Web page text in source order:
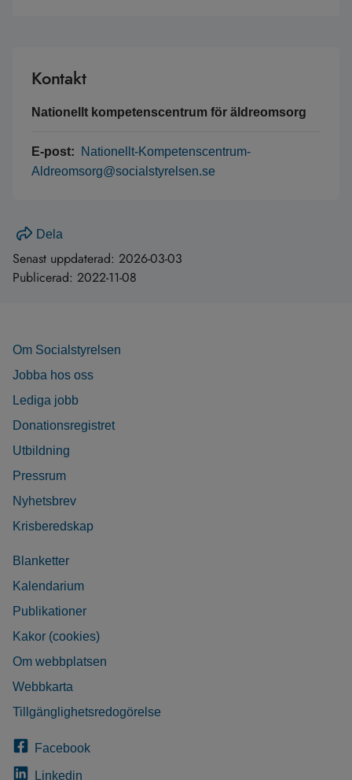
Kontakt
Nationellt kompetenscentrum för äldreomsorg
E-post:
Nationellt-Kompetenscentrum-
Aldreomsorg@socialstyrelsen.se
Dela
Senast uppdaterad: 2026-03-03
Publicerad: 2022-11-08
Om Socialstyrelsen
Jobba hos oss
Lediga jobb
Donationsregistret
Utbildning
Pressrum
Nyhetsbrev
Krisberedskap
Blanketter
Kalendarium
Publikationer
Kakor (cookies)
Om webbplatsen
Webbkarta
Tillgänglighetsredogörelse
Facebook
Linkedin